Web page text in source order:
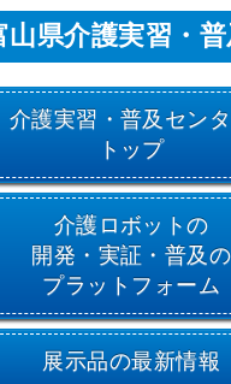
山県介護実習・
介護実習・普及セン
トップ
介護ロボットの
開発・実証・普及の
プラットフォーム
展示品の最新情報